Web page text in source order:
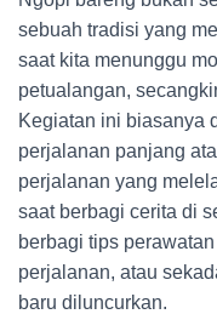
sebuah tradisi yang
saat kita menunggu
petualangan,
Kegiatan ini biasanya
perjalanan panjang
perjalanan yang
saat berbagi cerita di
berbagi tips
perjalanan, atau
baru diluncurkan.